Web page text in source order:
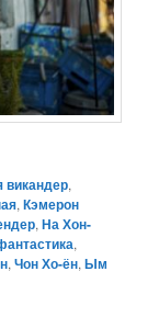
викандер,
,Кэмерон
,На Хон-
,
,Чон Хо-ён,Ым